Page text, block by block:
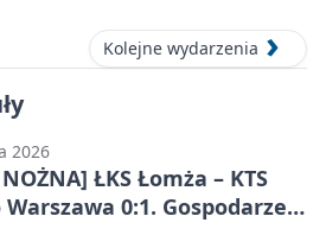
Kolejne wydarzenia
2026
ŁKS Łomża – KTS
Warszawa 0:1. Gospodarze